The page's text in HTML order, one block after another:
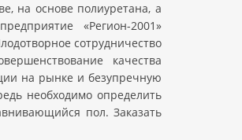
на основе полиуретана, а
«Регион-2001»
сотрудничество
качества
на рынке и безупречную
необходимо определить
пол. Заказать